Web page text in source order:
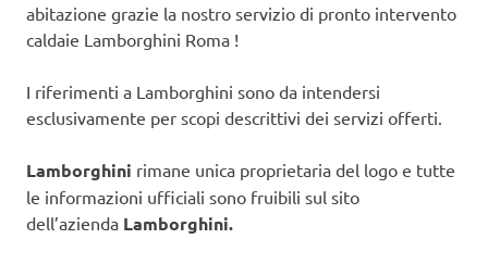
abitazione grazie la nostro servizio di pronto intervento
caldaie Lamborghini Roma !
I riferimenti a Lamborghini sono da intendersi
esclusivamente per scopi descrittivi dei servizi offerti.
Lamborghini rimane unica proprietaria del logo e tutte
le informazioni ufficiali sono fruibili sul sito
dell’azienda Lamborghini.